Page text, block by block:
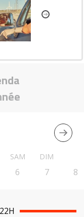
SAM DIM
6 7 8